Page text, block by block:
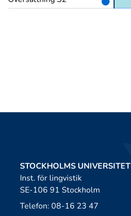
STOCKHOLMS UNIVERSITET
Inst. för lingvistik
SE-106 91 Stockholm
Telefon: 08-16 23 47